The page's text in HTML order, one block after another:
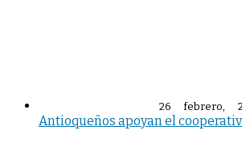
26 febrero,
Antioqueños apoyan el